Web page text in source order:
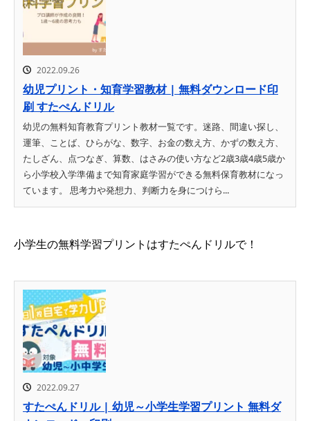
2022.09.26
幼児プリント・知育学習教材 | 無料ダウンロード印
刷 すたぺんドリル
幼児の無料知育教育プリント教材一覧です。迷路、間違い探し、
運筆、ことば、ひらがな、数字、お金の数え方、かずの数え方、
たしざん、点つなぎ、算数、はさみの使い方など2歳3歳4歳5歳か
ら小学校入学準備まで知育家庭学習ができる無料保育教材になっ
ています。 思考力や発想力、判断力を身につけら...
小学生の無料学習プリントはすたぺんドリルで！
2022.09.27
すたぺんドリル | 幼児～小学生学習プリント 無料ダ